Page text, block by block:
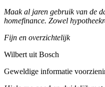
Maak al jaren gebruik van de
homefinance. Zowel
Fijn en overzichtelijk
Wilbert uit Bosch
Geweldige informatie